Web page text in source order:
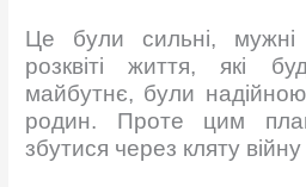
Це були сильні,
розквіті життя, які
майбутнє, були
родин. Проте цим
збутися через кляту війну